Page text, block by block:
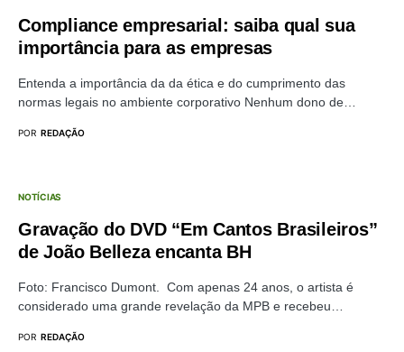
Compliance empresarial: saiba qual sua
importância para as empresas
Entenda a importância da da ética e do cumprimento das
normas legais no ambiente corporativo Nenhum dono de…
POR REDAÇÃO
NOTÍCIAS
Gravação do DVD “Em Cantos Brasileiros”
de João Belleza encanta BH
Foto: Francisco Dumont. Com apenas 24 anos, o artista é
considerado uma grande revelação da MPB e recebeu…
POR REDAÇÃO